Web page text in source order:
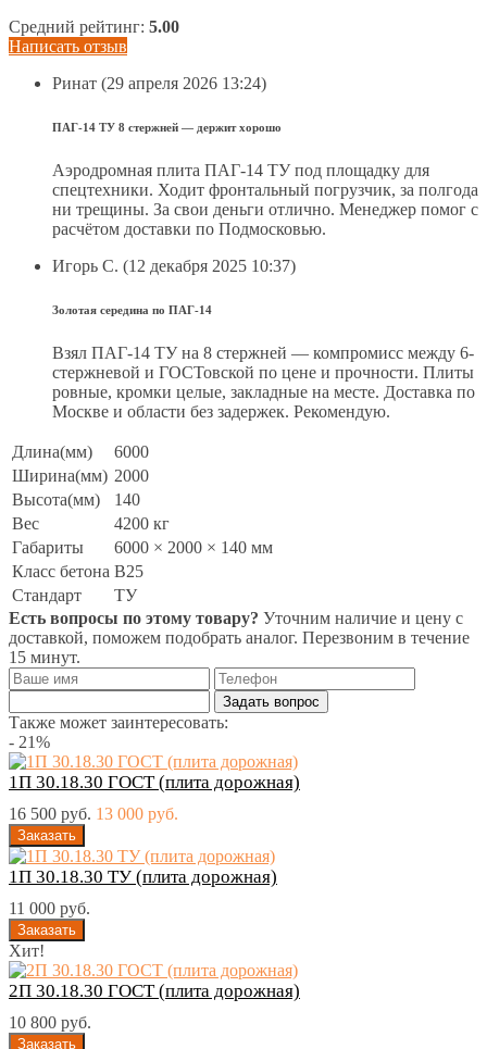
Средний рейтинг: 5.00
Написать отзыв
Ринат (29 апреля 2026 13:24)
ПАГ-14 ТУ 8 стержней — держит хорошо
Аэродромная плита ПАГ-14 ТУ под площадку для
спецтехники. Ходит фронтальный погрузчик, за полгода
ни трещины. За свои деньги отлично. Менеджер помог с
расчётом доставки по Подмосковью.
Игорь С. (12 декабря 2025 10:37)
Золотая середина по ПАГ-14
Взял ПАГ-14 ТУ на 8 стержней — компромисс между 6-
стержневой и ГОСТовской по цене и прочности. Плиты
ровные, кромки целые, закладные на месте. Доставка по
Москве и области без задержек. Рекомендую.
Длина(мм)
6000
Ширина(мм) 2000
Высота(мм)
140
Вес
4200 кг
Габариты
6000 × 2000 × 140 мм
Класс бетона B25
Стандарт
ТУ
Есть вопросы по этому товару? Уточним наличие и цену с
доставкой, поможем подобрать аналог. Перезвоним в течение
15 минут.
Задать вопрос
Также может заинтересовать:
- 21%
1П 30.18.30 ГОСТ (плита дорожная)
16 500 руб. 13 000 руб.
1П 30.18.30 ТУ (плита дорожная)
11 000 руб.
Хит!
2П 30.18.30 ГОСТ (плита дорожная)
10 800 руб.